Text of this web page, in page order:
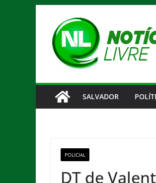
conteúdo
SALVADOR
POLICIAL
DT de